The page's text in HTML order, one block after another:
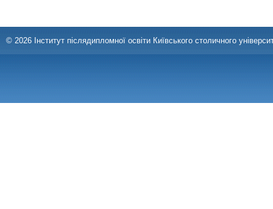
© 2026 Інститут післядипломної освіти Київського столичного